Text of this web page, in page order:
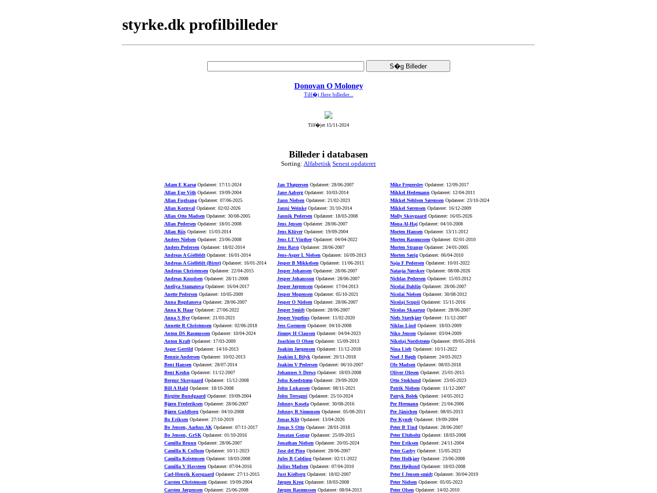
styrke.dk profilbilleder
Donovan O Moloney
Tilf�j flere billeder...
Tilf�jet 15/11-2024
Billeder i databasen
Sorting: Alfabetisk Senest opdateret
Adam E KarsøOpdateret: 17/11-2024
Allan Ege Vith Opdateret: 19/09-2004
Allan FuglsangOpdateret: 07/06-2025
Allan KornvalOpdateret: 02/02-2026
Allan Otto Madsen Opdateret: 30/08-2005
Allan Pedersen Opdateret: 18/01-2008
Allan RiisOpdateret: 15/03-2014
Anders Nielsen Opdateret: 23/06-2008
Anders Pedersen Opdateret: 18/02-2014
Andreas A GielfeldtOpdateret: 16/01-2014
Andreas A Gielfeldt (Birnt)Opdateret: 16/01-2014
Andreas Christensen Opdateret: 22/04-2015
Andreas Knudsen Opdateret: 28/11-2008
Aneliya StamatovaOpdateret: 16/04-2017
Anette Pedersen Opdateret: 10/05-2009
Anna BogdanovaOpdateret: 28/06-2007
Anna K HaarOpdateret: 27/06-2022
Anna S RyeOpdateret: 21/03-2021
Annette R Christensen Opdateret: 02/06-2018
Anton DS Rasmussen Opdateret: 10/04-2024
Anton KraftOpdateret: 17/03-2009
Asger Gerrild Opdateret: 14/10-2013
Bennie Andersen Opdateret: 10/02-2013
Bent Hansen Opdateret: 28/07-2014
Bent Krohn Opdateret: 11/12-2007
Bergur Skovgaard Opdateret: 15/12-2008
Bill A Hald Opdateret: 18/10-2008
Birgitte Bundgaard Opdateret: 19/09-2004
Bjørn Frederiksen Opdateret: 28/06-2007
Bjørn GuldbergOpdateret: 04/10-2008
Bo Eriksen Opdateret: 27/10-2019
Bo Jensen, Aarhus AK Opdateret: 07/11-2017
Bo Jensen, GrSK Opdateret: 01/10-2016
Camilla Bruun Opdateret: 28/06-2007
Camilla K CullumOpdateret: 10/11-2023
Camilla Kristensen Opdateret: 18/03-2008
Camilla V Havsteen Opdateret: 07/04-2016
Carl-Henrik Korsgaard Opdateret: 27/11-2015
Carsten Christensen Opdateret: 19/09-2004
Carsten Jørgensen Opdateret: 25/06-2008
Jan Thøgersen Opdateret: 28/06-2007
Jane AabergOpdateret: 10/03-2014
Jann Nielsen Opdateret: 21/02-2023
Janni WeinkeOpdateret: 31/10-2014
Jannik Pedersen Opdateret: 18/03-2008
Jens Jepsen Opdateret: 28/06-2007
Jens KlüverOpdateret: 19/09-2004
Jens LT VintherOpdateret: 04/04-2022
Jens Ravn Opdateret: 28/06-2007
Jens-Asger L Nielsen Opdateret: 16/09-2013
Jesper B Mikkelsen Opdateret: 11/06-2011
Jesper Johansen Opdateret: 28/06-2007
Jesper Johansson Opdateret: 28/06-2007
Jesper Jørgensen Opdateret: 17/04-2013
Jesper Mogensen Opdateret: 05/10-2021
Jesper O Nielsen Opdateret: 28/06-2007
Jesper SmidtOpdateret: 28/06-2007
Jesper VogeliusOpdateret: 11/02-2020
Jess Gormsen Opdateret: 04/10-2008
Jimmy H Clausen Opdateret: 04/04-2023
Joachim O Olsen Opdateret: 15/09-2013
Joakim Jørgensen Opdateret: 11/12-2018
Joakim L Bilyk Opdateret: 20/11-2018
Joakim V Pedersen Opdateret: 06/10-2007
Johannes S DrewsOpdateret: 18/03-2008
John KoedstrømOpdateret: 29/09-2020
John Lukassen Opdateret: 08/11-2021
John TerragniOpdateret: 25/10-2024
Johnny KoselaOpdateret: 30/08-2016
Johnny R Simonsen Opdateret: 05/08-2011
Jonas KlitOpdateret: 13/04-2026
Jonas S OttoOpdateret: 28/01-2018
Jonatan GongeOpdateret: 25/09-2015
Jonathan Nielsen Opdateret: 20/05-2024
Jose del PinoOpdateret: 28/06-2007
Jules B ColdingOpdateret: 02/11-2022
Julius Madsen Opdateret: 07/04-2010
Just KielbergOpdateret: 18/02-2007
Jørgen KrogOpdateret: 18/03-2008
Jørgen Rasmussen Opdateret: 08/04-2013
Mike FregerslevOpdateret: 12/09-2017
Mikkel Hedemann Opdateret: 12/04-2011
Mikkel Nehlsen Sørensen Opdateret: 23/10-2024
Mikkel Sørensen Opdateret: 16/12-2009
Molly Skovgaard Opdateret: 16/05-2026
Mona Al-HajOpdateret: 04/10-2008
Morten Hansen Opdateret: 13/11-2012
Morten Rasmussen Opdateret: 02/01-2010
Morten StrangeOpdateret: 24/01-2005
Morten SørigOpdateret: 06/04-2010
Naja F Pedersen Opdateret: 10/01-2022
Natasja NørskovOpdateret: 08/08-2026
Nichlas Pedersen Opdateret: 15/03-2012
Nicolai Dahlin Opdateret: 28/06-2007
Nicolai Nielsen Opdateret: 30/08-2012
Nicolaj ScupiiOpdateret: 15/11-2016
Nicolas SkaarupOpdateret: 28/06-2007
Niels StærkjærOpdateret: 11/12-2007
Niklas Lind Opdateret: 18/03-2009
Niko Jensen Opdateret: 03/04-2009
Nikolaj NordstrømOpdateret: 09/05-2016
Nina LiebOpdateret: 10/11-2022
Noel J Bøgh Opdateret: 24/03-2023
Ole Madsen Opdateret: 08/03-2018
Oliver Olesen Opdateret: 25/01-2015
Otto Stoklund Opdateret: 23/05-2023
Patrik Nielsen Opdateret: 11/12-2007
Patryk Bolek Opdateret: 14/05-2012
Per Hermann Opdateret: 21/04-2006
Per Jänichen Opdateret: 08/05-2013
Per KynebOpdateret: 19/09-2004
Peter B Tind Opdateret: 28/06-2007
Peter EltzholtzOpdateret: 18/03-2008
Peter Eriksen Opdateret: 24/11-2004
Peter GarbyOpdateret: 15/05-2023
Peter HolkjærOpdateret: 23/06-2008
Peter Højlund Opdateret: 18/03-2008
Peter I Jensen-smidtOpdateret: 30/04-2019
Peter Nielsen Opdateret: 05/05-2023
Peter Olsen Opdateret: 14/02-2010